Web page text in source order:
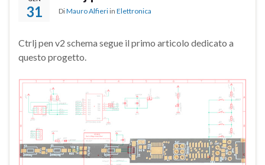
31 DiMauro Alfieri in Elettronica
Ctrlj pen v2 schema segue il primo articolo dedicato a
questo progetto.